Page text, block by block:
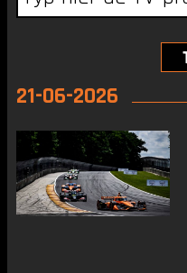
21-06-2026